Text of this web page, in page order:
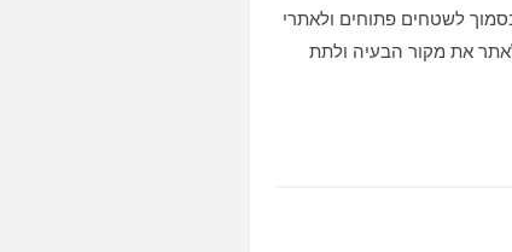
לשטחים פתוחים ולאתרי
את מקור הבעיה ולתת